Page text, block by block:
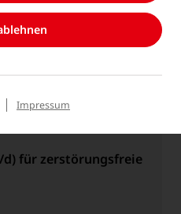
für zerstörungsfreie
Impressum